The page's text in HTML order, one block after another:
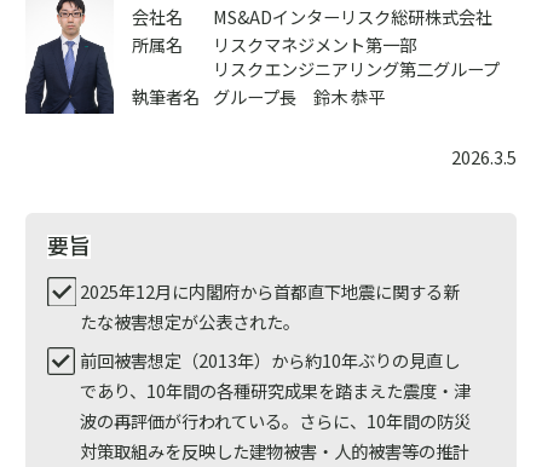
会社名
MS&ADインターリスク総研株式会社
所属名
リスクマネジメント第一部
リスクエンジニアリング第二グループ
執筆者名
グループ長 鈴木 恭平
2026.3.5
要旨
2025年12月に内閣府から首都直下地震に関する新
たな被害想定が公表された。
前回被害想定（2013年）から約10年ぶりの見直し
であり、10年間の各種研究成果を踏まえた震度・津
波の再評価が行われている。さらに、10年間の防災
対策取組みを反映した建物被害・人的被害等の推計